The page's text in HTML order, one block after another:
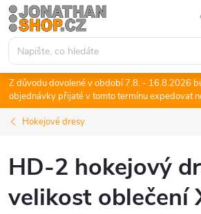
Přejít
na
obsah
Z důvodu dovolené v období 7.8. - 16.8.2026
objednávky přijaté v tomto termínu expedovat
Hokejové dresy
HD-2 hokejový
velikost oblečení